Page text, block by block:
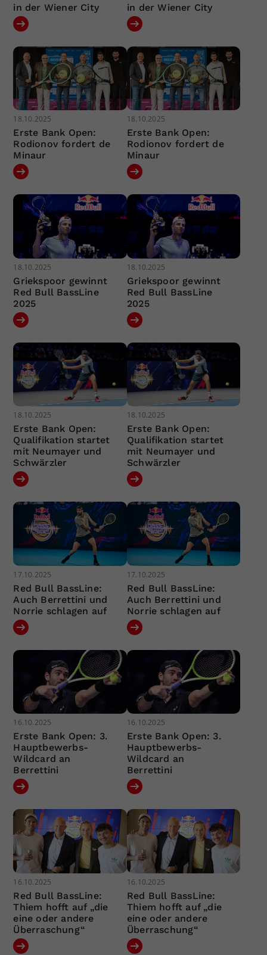
in der Wiener City
in der Wiener City
18.10.2025
Erste Bank Open:
Rodionov fordert de
Minaur
18.10.2025
Erste Bank Open:
Rodionov fordert de
Minaur
18.10.2025
Griekspoor gewinnt
Red Bull BassLine
2025
18.10.2025
Griekspoor gewinnt
Red Bull BassLine
2025
18.10.2025
Erste Bank Open:
Qualifikation startet
mit Neumayer und
Schwärzler
18.10.2025
Erste Bank Open:
Qualifikation startet
mit Neumayer und
Schwärzler
17.10.2025
Red Bull BassLine:
Auch Berrettini und
Norrie schlagen auf
17.10.2025
Red Bull BassLine:
Auch Berrettini und
Norrie schlagen auf
16.10.2025
Erste Bank Open: 3.
Hauptbewerbs-
Wildcard an
Berrettini
16.10.2025
Erste Bank Open: 3.
Hauptbewerbs-
Wildcard an
Berrettini
16.10.2025
Red Bull BassLine:
Thiem hofft auf „die
eine oder andere
Überraschung“
16.10.2025
Red Bull BassLine:
Thiem hofft auf „die
eine oder andere
Überraschung“